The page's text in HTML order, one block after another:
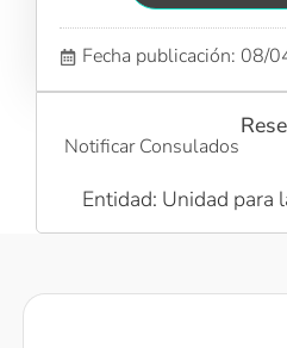
Fecha publicación: 08/
Notificar Consulados
Entidad: Unidad para